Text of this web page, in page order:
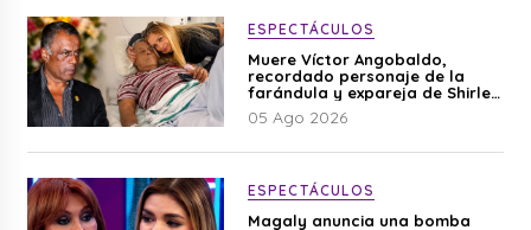
ESPECTÁCULOS
Muere Víctor Angobaldo,
recordado personaje de la
farándula y expareja de Shirley
Cherres
05 Ago 2026
ESPECTÁCULOS
Magaly anuncia una bomba